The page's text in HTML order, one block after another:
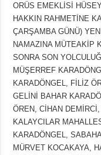
ORÜS EMEKLİSİ
HAKKIN RAHMETİNE
ÇARŞAMBA GÜNÜ)
NAMAZINA MÜTEAKİP
SONRA SON
MÜŞERREF
KARADÖNGEL, FİLİZ
GELİNİ BAHAR
ÖREN, CİHAN
KALAYCILAR
KARADÖNGEL,
MÜRVET KOCAKAYA,